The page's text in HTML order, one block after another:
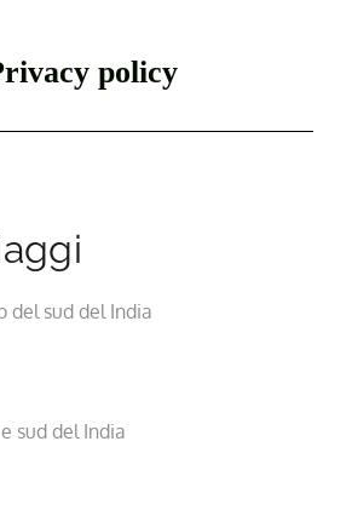
policy
del sud del India
sud del India